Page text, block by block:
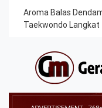
Aroma Balas
Taekwondo Langkat